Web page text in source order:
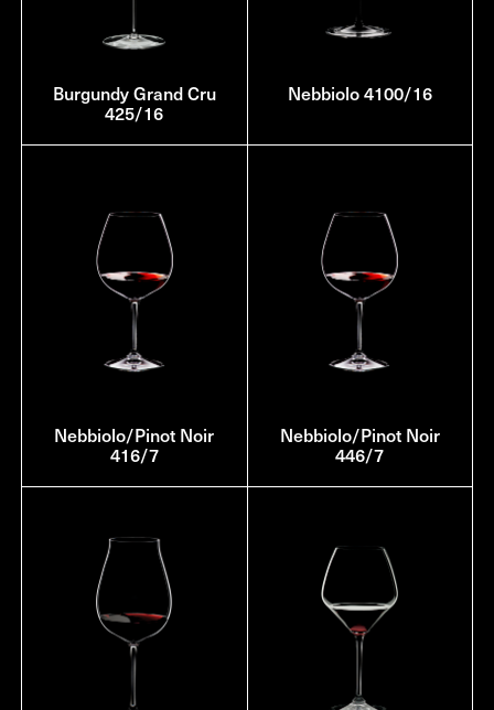
Burgundy Grand Cru
425/16
Nebbiolo 4100/16
Nebbiolo/Pinot Noir
416/7
Nebbiolo/Pinot Noir
446/7